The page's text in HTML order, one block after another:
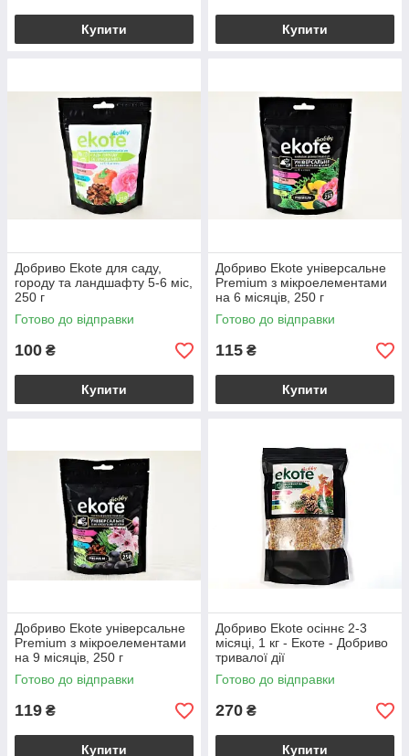
Купити Купити
Добриво Еkote для саду,
городу та ландшафту 5-6 міс,
250 г
Готово до відправки
100 ₴
Купити
Добриво Еkote універсальне
Premium з мікроелементами
на 6 місяців, 250 г
Готово до відправки
115 ₴
Купити
Добриво Еkote універсальне
Premium з мікроелементами
на 9 місяців, 250 г
Готово до відправки
119 ₴
Купити
Добриво Ekote осіннє 2-3
місяці, 1 кг - Екоте - Добриво
тривалої дії
Готово до відправки
270 ₴
Купити